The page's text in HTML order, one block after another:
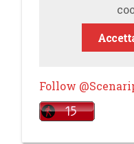
Follow